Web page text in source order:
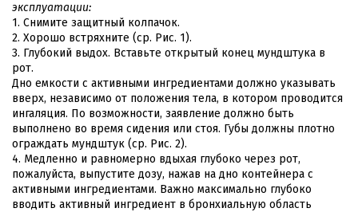
эксплуатации:
1. Снимите защитный колпачок.
2. Хорошо встряхните (ср. Рис. 1).
3. Глубокий выдох. Вставьте открытый конец мундштука в
рот.
Дно емкости с активными ингредиентами должно указывать
вверх, независимо от положения тела, в котором проводится
ингаляция. По возможности, заявление должно быть
выполнено во время сидения или стоя. Губы должны плотно
ограждать мундштук (ср. Рис. 2).
4. Медленно и равномерно вдыхая глубоко через рот,
пожалуйста, выпустите дозу, нажав на дно контейнера с
активными ингредиентами. Важно максимально глубоко
вводить активный ингредиент в бронхиальную область